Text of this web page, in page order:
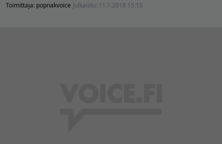
Toimittaja: popnakvoice Julkaistu: 11.1.2018 15:15